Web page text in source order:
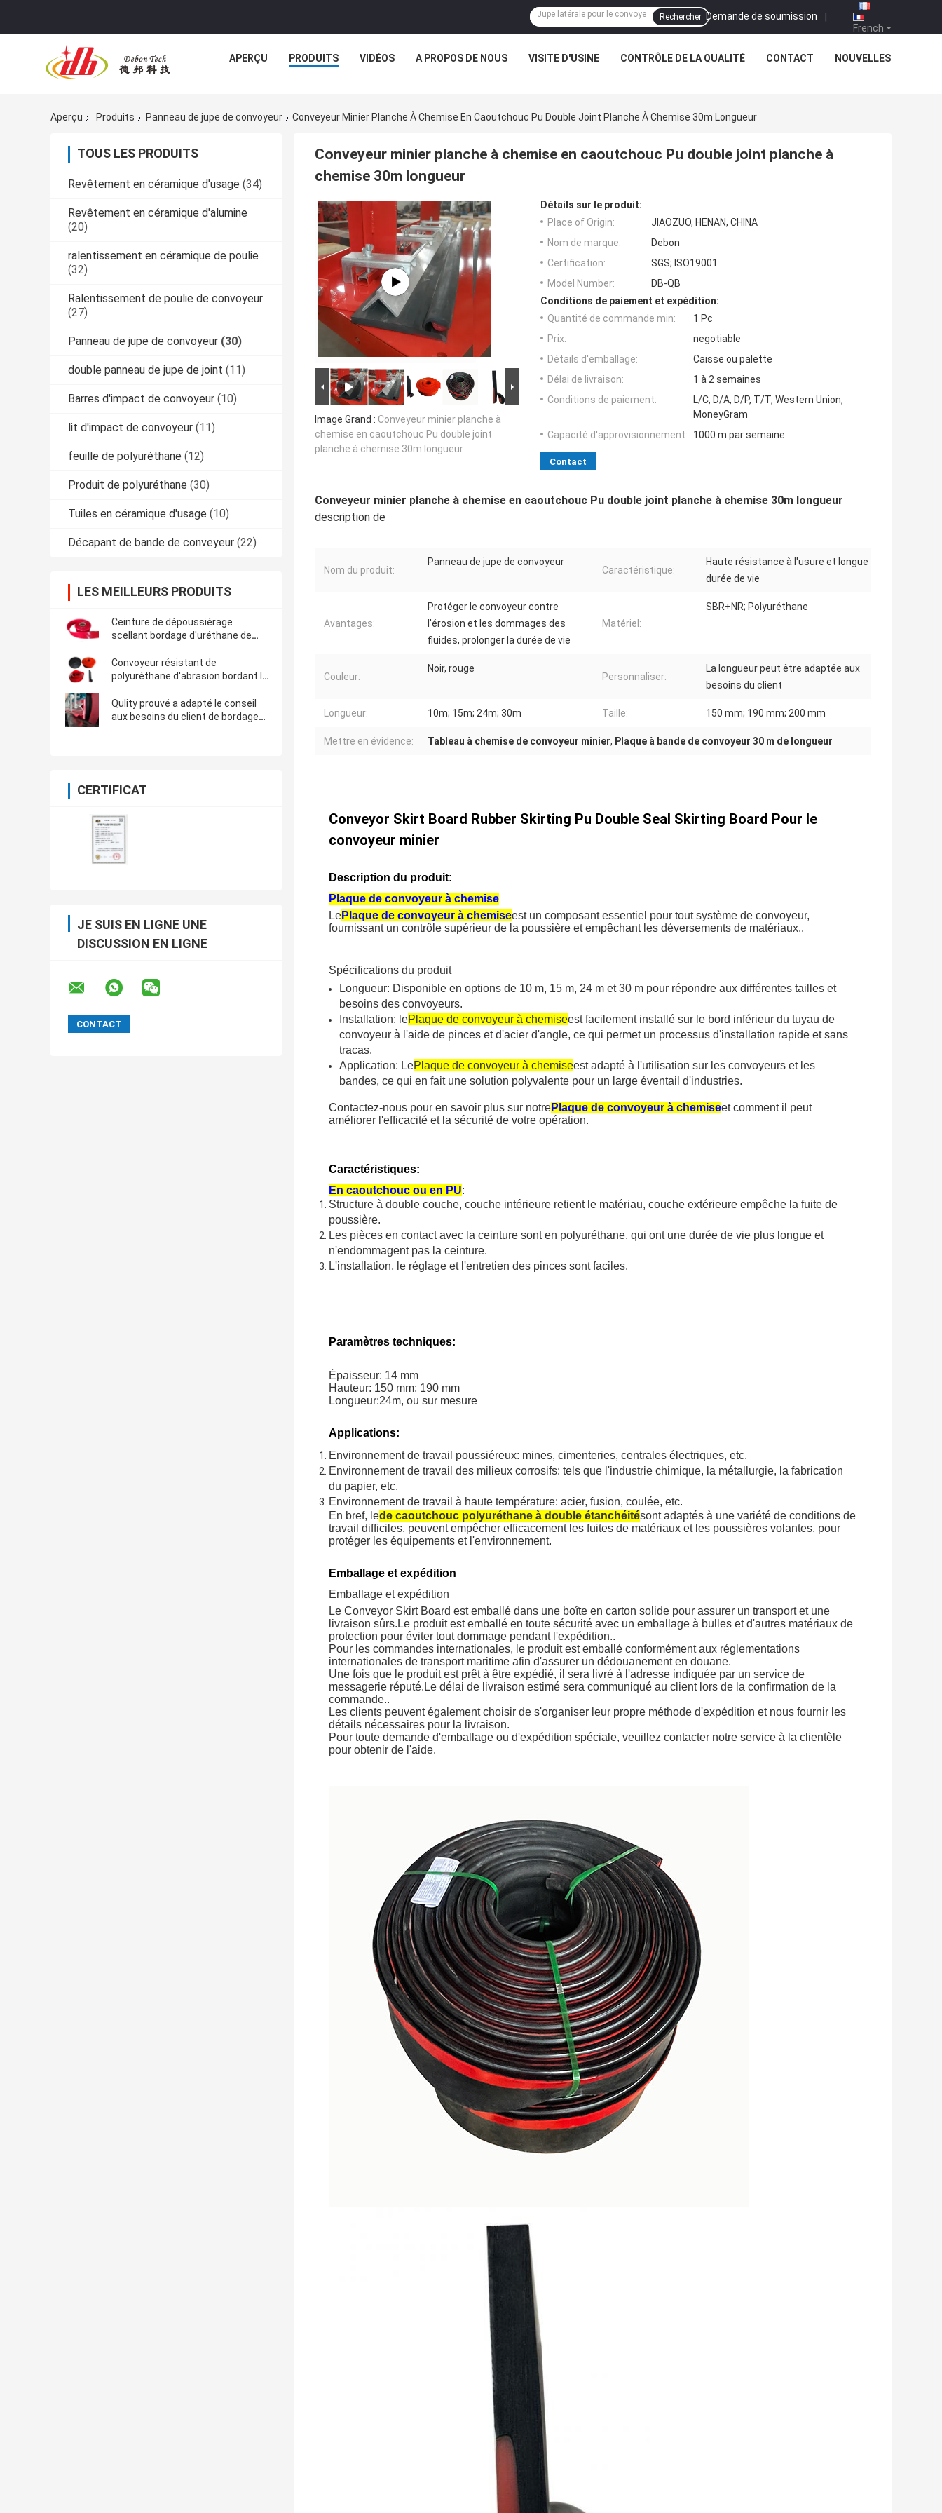
French
Demande de soumission |
Rechercher
APERÇU PRODUITS VIDÉOS A PROPOS DE NOUS VISITE D'USINE CONTRÔLE DE LA QUALITÉ CONTACT NOUVELLES
Aperçu Produits Panneau de jupe de convoyeur Conveyeur Minier Planche À Chemise En Caoutchouc Pu Double Joint Planche À Chemise 30m Longueur
TOUS LES PRODUITS
Revêtement en céramique d'usage (34)
Revêtement en céramique d'alumine
(20)
ralentissement en céramique de poulie
(32)
Ralentissement de poulie de convoyeur
(27)
Panneau de jupe de convoyeur (30)
double panneau de jupe de joint (11)
Barres d'impact de convoyeur (10)
lit d'impact de convoyeur (11)
feuille de polyuréthane (12)
Produit de polyuréthane (30)
Tuiles en céramique d'usage (10)
Décapant de bande de conveyeur (22)
LES MEILLEURS PRODUITS
Ceinture de dépoussiérage
scellant bordage d'uréthane de
polyuréthane de convoyeur de
Skirtboard le poly
Convoyeur résistant de
polyuréthane d'abrasion bordant le
de conveyeur
Qulity prouvé a adapté le conseil
aux besoins du client de bordage
CERTIFICAT
JE SUIS EN LIGNE UNE
DISCUSSION EN LIGNE
Conveyeur minier planche à chemise en caoutchouc Pu double joint planche à
chemise 30m longueur
Image Grand : Conveyeur minier planche à
chemise en caoutchouc Pu double joint
planche à chemise 30m longueur
Détails sur le produit:
Place of Origin:
JIAOZUO, HENAN, CHINA
Nom de marque:
Debon
Certification:
SGS; ISO19001
Model Number:
DB-QB
Conditions de paiement et expédition:
Quantité de commande min:
1 Pc
Prix:
negotiable
Détails d'emballage:
Caisse ou palette
Délai de livraison:
1 à 2 semaines
Conditions de paiement:
L/C, D/A, D/P, T/T, Western Union,
MoneyGram
Capacité d'approvisionnement:
1000 m par semaine
Contact
Conveyeur minier planche à chemise en caoutchouc Pu double joint planche à chemise 30m longueur
description de
Nom du produit:
Panneau de jupe de convoyeur
Caractéristique:
Haute résistance à l'usure et longue
durée de vie
Avantages:
Protéger le convoyeur contre
l'érosion et les dommages des
fluides, prolonger la durée de vie
Matériel:
SBR+NR; Polyuréthane
Couleur:
Noir, rouge
Personnaliser:
La longueur peut être adaptée aux
besoins du client
Longueur: 10m; 15m; 24m; 30m Taille: 150 mm; 190 mm; 200 mm
Mettre en évidence: Tableau à chemise de convoyeur minier, Plaque à bande de convoyeur 30 m de longueur
Conveyor Skirt Board Rubber Skirting Pu Double Seal Skirting Board Pour le
convoyeur minier
Description du produit:
Plaque de convoyeur à chemise
LePlaque de convoyeur à chemiseest un composant essentiel pour tout système de convoyeur,
fournissant un contrôle supérieur de la poussière et empêchant les déversements de matériaux..
Spécifications du produit
Longueur: Disponible en options de 10 m, 15 m, 24 m et 30 m pour répondre aux différentes tailles et
besoins des convoyeurs.
Installation: lePlaque de convoyeur à chemiseest facilement installé sur le bord inférieur du tuyau de
convoyeur à l'aide de pinces et d'acier d'angle, ce qui permet un processus d'installation rapide et sans
tracas.
Application: LePlaque de convoyeur à chemiseest adapté à l'utilisation sur les convoyeurs et les
bandes, ce qui en fait une solution polyvalente pour un large éventail d'industries.
Contactez-nous pour en savoir plus sur notrePlaque de convoyeur à chemiseet comment il peut
améliorer l'efficacité et la sécurité de votre opération.
Caractéristiques:
En caoutchouc ou en PU:
Structure à double couche, couche intérieure retient le matériau, couche extérieure empêche la fuite de
poussière.
Les pièces en contact avec la ceinture sont en polyuréthane, qui ont une durée de vie plus longue et
n'endommagent pas la ceinture.
L'installation, le réglage et l'entretien des pinces sont faciles.
Paramètres techniques:
Épaisseur: 14 mm
Hauteur: 150 mm; 190 mm
Longueur:24m, ou sur mesure
Applications:
Environnement de travail poussiéreux: mines, cimenteries, centrales électriques, etc.
Environnement de travail des milieux corrosifs: tels que l'industrie chimique, la métallurgie, la fabrication
du papier, etc.
Environnement de travail à haute température: acier, fusion, coulée, etc.
En bref, lede caoutchouc polyuréthane à double étanchéitésont adaptés à une variété de conditions de
travail difficiles, peuvent empêcher efficacement les fuites de matériaux et les poussières volantes, pour
protéger les équipements et l'environnement.
Emballage et expédition
Emballage et expédition
Le Conveyor Skirt Board est emballé dans une boîte en carton solide pour assurer un transport et une
livraison sûrs.Le produit est emballé en toute sécurité avec un emballage à bulles et d'autres matériaux de
protection pour éviter tout dommage pendant l'expédition..
Pour les commandes internationales, le produit est emballé conformément aux réglementations
internationales de transport maritime afin d'assurer un dédouanement en douane.
Une fois que le produit est prêt à être expédié, il sera livré à l'adresse indiquée par un service de
messagerie réputé.Le délai de livraison estimé sera communiqué au client lors de la confirmation de la
commande..
Les clients peuvent également choisir de s'organiser leur propre méthode d'expédition et nous fournir les
détails nécessaires pour la livraison.
Pour toute demande d'emballage ou d'expédition spéciale, veuillez contacter notre service à la clientèle
pour obtenir de l'aide.